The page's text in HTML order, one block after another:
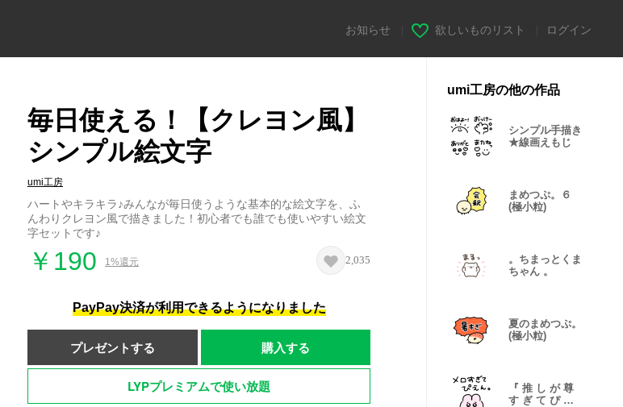
お知らせ 欲しいものリスト ログイン
毎日使える！【クレヨン風】
シンプル絵文字
umi工房
ハートやキラキラ♪みんなが毎日使うような基本的な絵文字を、ふ
んわりクレヨン風で描きました！初心者でも誰でも使いやすい絵文
字セットです♪
￥190 1%還元 2,035
PayPay決済が利用できるようになりました
プレゼントする 購入する
LYPプレミアムで使い放題
umi工房の他の作品
シンプル手描き
★線画えもじ
まめつぷ。６
(極小粒)
。ちまっとくま
ちゃん 。
夏のまめつぷ。
(極小粒)
『 推 し が 尊
す ぎ て ぴ え